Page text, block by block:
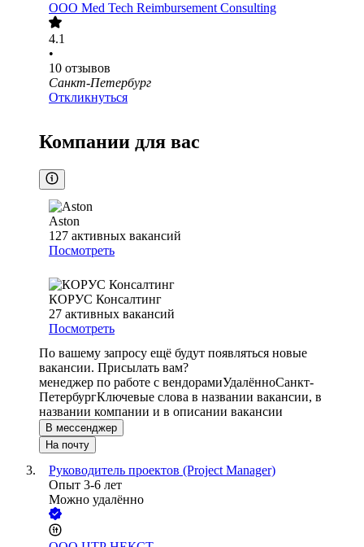
ООО Med Tech Reimbursement Consulting
4.1
•
10 отзывов
Санкт-Петербург
Откликнуться
Компании для вас
Aston
127 активных вакансий
Посмотреть
КОРУС Консалтинг
27 активных вакансий
Посмотреть
По вашему запросу ещё будут появляться новые
вакансии. Присылать вам?
менеджер по работе с вендорамиУдалённоСанкт-
ПетербургКлючевые слова в названии вакансии, в
названии компании и в описании вакансии
В мессенджер
На почту
Руководитель проектов (Project Manager)
Опыт 3-6 лет
Можно удалённо